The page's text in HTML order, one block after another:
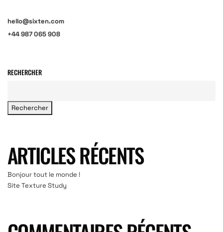
hello@sixten.com
+44 987 065 908
RECHERCHER
Rechercher
ARTICLES RÉCENTS
Bonjour tout le monde !
Site Texture Study